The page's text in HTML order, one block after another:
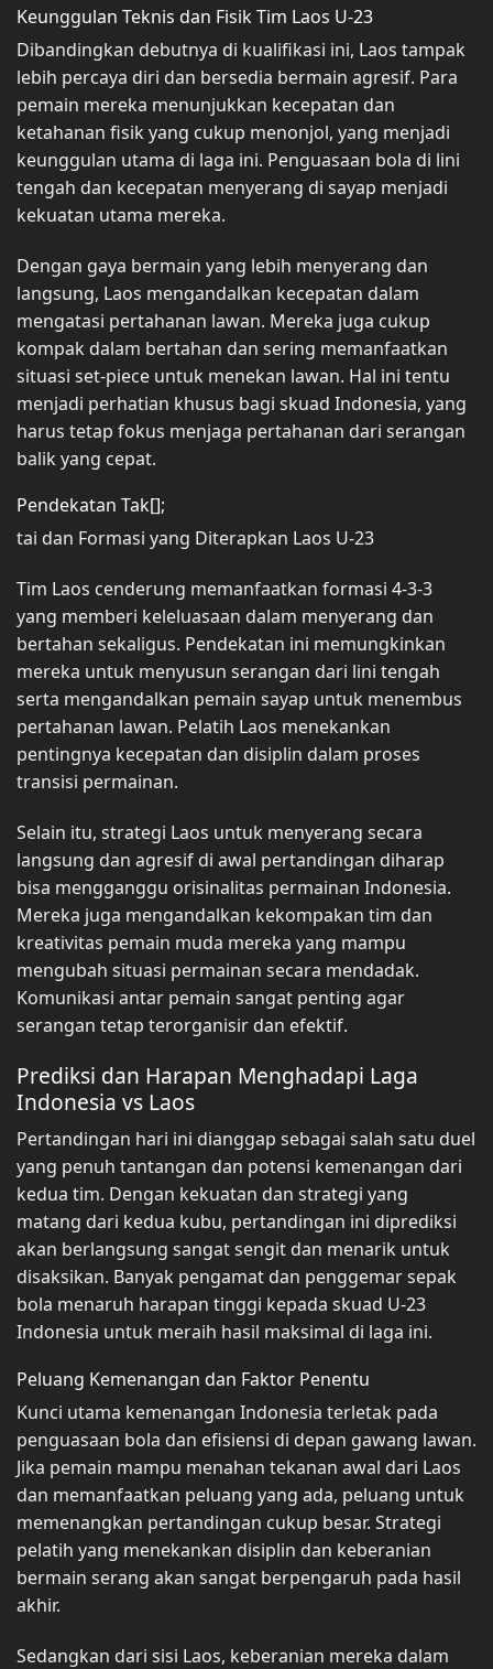
Keunggulan Teknis dan Fisik Tim Laos U-23
Dibandingkan debutnya di kualifikasi ini, Laos tampak
lebih percaya diri dan bersedia bermain agresif. Para
pemain mereka menunjukkan kecepatan dan
ketahanan fisik yang cukup menonjol, yang menjadi
keunggulan utama di laga ini. Penguasaan bola di lini
tengah dan kecepatan menyerang di sayap menjadi
kekuatan utama mereka.
Dengan gaya bermain yang lebih menyerang dan
langsung, Laos mengandalkan kecepatan dalam
mengatasi pertahanan lawan. Mereka juga cukup
kompak dalam bertahan dan sering memanfaatkan
situasi set-piece untuk menekan lawan. Hal ini tentu
menjadi perhatian khusus bagi skuad Indonesia, yang
harus tetap fokus menjaga pertahanan dari serangan
balik yang cepat.
Pendekatan Tak[];
tai dan Formasi yang Diterapkan Laos U-23
Tim Laos cenderung memanfaatkan formasi 4-3-3
yang memberi keleluasaan dalam menyerang dan
bertahan sekaligus. Pendekatan ini memungkinkan
mereka untuk menyusun serangan dari lini tengah
serta mengandalkan pemain sayap untuk menembus
pertahanan lawan. Pelatih Laos menekankan
pentingnya kecepatan dan disiplin dalam proses
transisi permainan.
Selain itu, strategi Laos untuk menyerang secara
langsung dan agresif di awal pertandingan diharap
bisa mengganggu orisinalitas permainan Indonesia.
Mereka juga mengandalkan kekompakan tim dan
kreativitas pemain muda mereka yang mampu
mengubah situasi permainan secara mendadak.
Komunikasi antar pemain sangat penting agar
serangan tetap terorganisir dan efektif.
Prediksi dan Harapan Menghadapi Laga
Indonesia vs Laos
Pertandingan hari ini dianggap sebagai salah satu duel
yang penuh tantangan dan potensi kemenangan dari
kedua tim. Dengan kekuatan dan strategi yang
matang dari kedua kubu, pertandingan ini diprediksi
akan berlangsung sangat sengit dan menarik untuk
disaksikan. Banyak pengamat dan penggemar sepak
bola menaruh harapan tinggi kepada skuad U-23
Indonesia untuk meraih hasil maksimal di laga ini.
Peluang Kemenangan dan Faktor Penentu
Kunci utama kemenangan Indonesia terletak pada
penguasaan bola dan efisiensi di depan gawang lawan.
Jika pemain mampu menahan tekanan awal dari Laos
dan memanfaatkan peluang yang ada, peluang untuk
memenangkan pertandingan cukup besar. Strategi
pelatih yang menekankan disiplin dan keberanian
bermain serang akan sangat berpengaruh pada hasil
akhir.
Sedangkan dari sisi Laos, keberanian mereka dalam